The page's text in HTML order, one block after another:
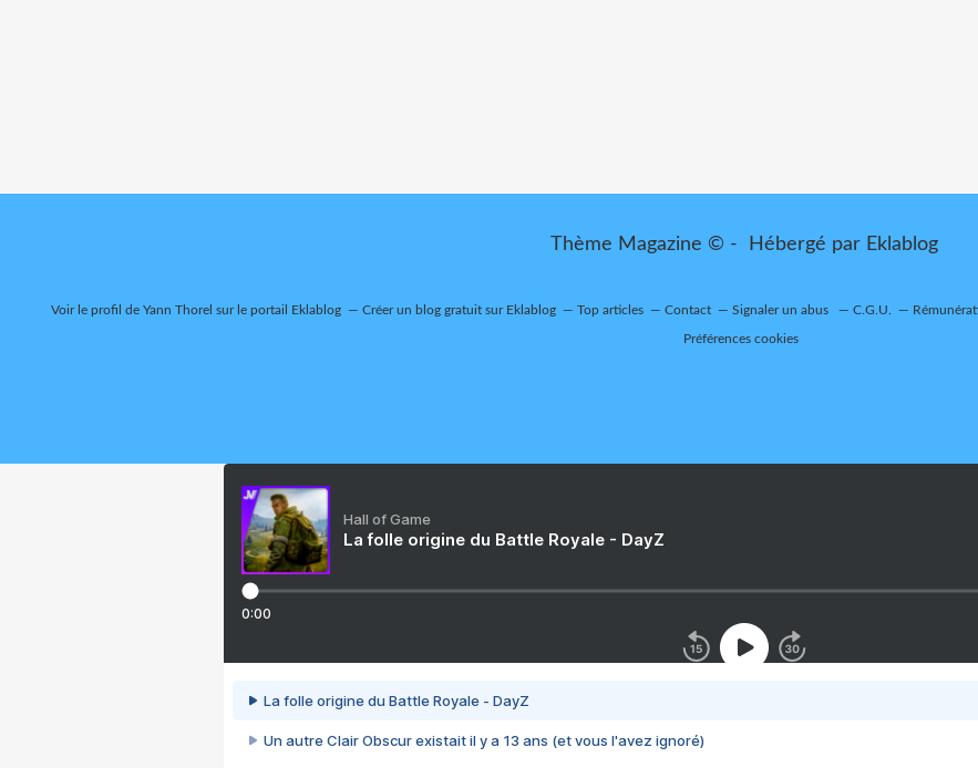
Thème Magazine © - Hébergé par Eklablog
Voir le profil de Yann Thorel sur le portail Eklablog Créer un blog gratuit sur Eklablog Top articles Contact Signaler un abus C.G.U.
Préférences cookies
Hall of Game
La folle origine du Battle Royale - DayZ
0:00
La folle origine du Battle Royale - DayZ
Un autre Clair Obscur existait il y a 13 ans (et vous l'avez ignoré)